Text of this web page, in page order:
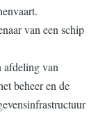
van een schip
afdeling van
beheer en de